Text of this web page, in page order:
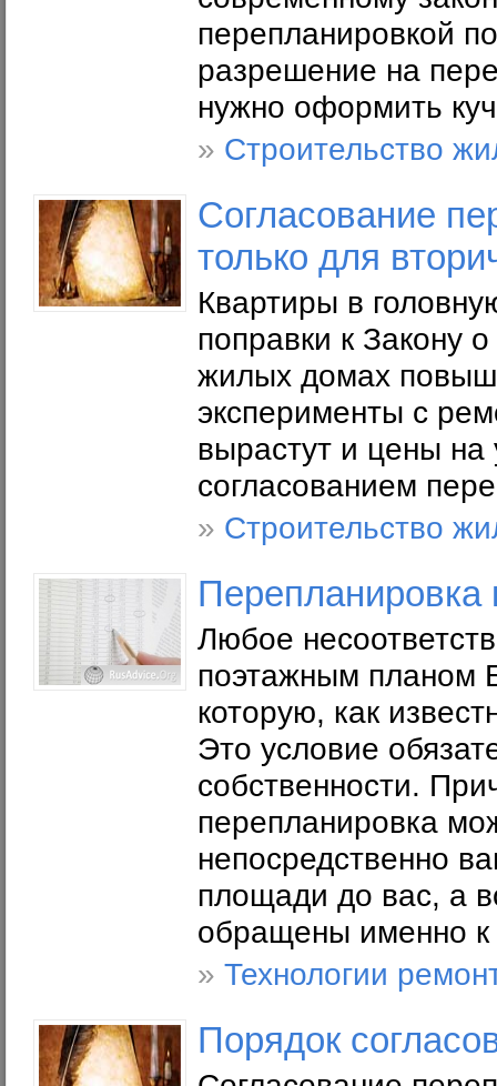
перепланировкой
разрешение на
нужно оформить
» Строительство
Согласование
только для
Квартиры в
поправки к Закону
жилых домах
эксперименты с
вырастут и цены
согласованием
» Строительство
Перепланировка
Любое
поэтажным планом
которую, как
Это условие
собственности.
перепланировка
непосредственно
площади до вас, а
обращены именно
» Технологии
Порядок